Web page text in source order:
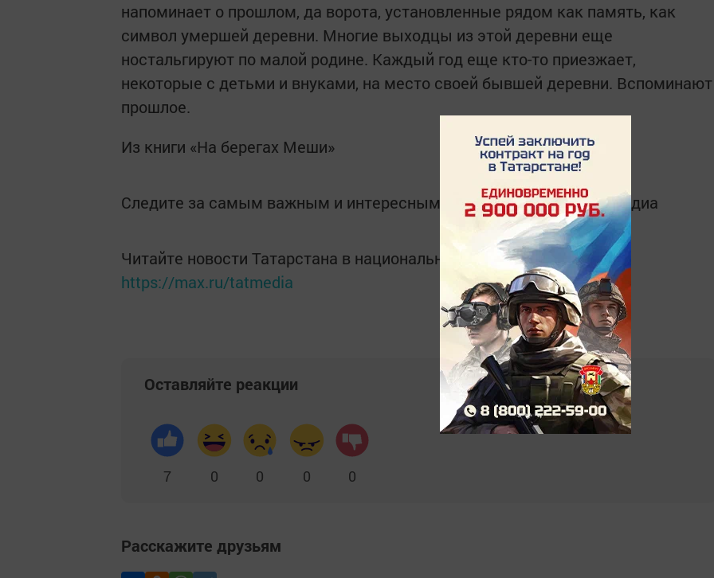
напоминает о прошлом, да ворота, установленные рядом как память, как
символ умершей деревни. Многие выходцы из этой деревни еще
ностальгируют по малой родине. Каждый год еще кто-то приезжает,
некоторые с детьми и внуками, на место своей бывшей деревни. Вспоминают
прошлое.
Из книги «На берегах Меши»
Следите за самым важным и интересным в Telegram-каналеТатмедиа
Читайте новости Татарстана в национальном мессенджере MАХ:
https://max.ru/tatmedia
Оставляйте реакции
7 0 0 0 0
Расскажите друзьям